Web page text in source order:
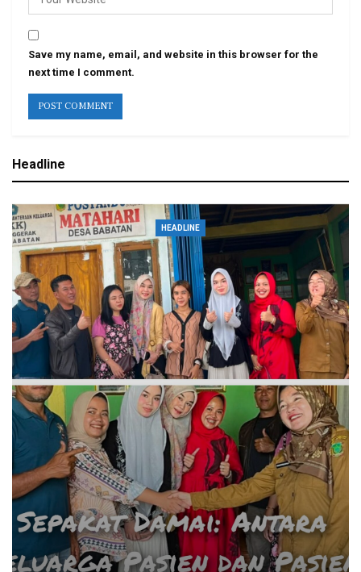
Save my name, email, and website in this browser for the
next time I comment.
Headline
HEADLINE